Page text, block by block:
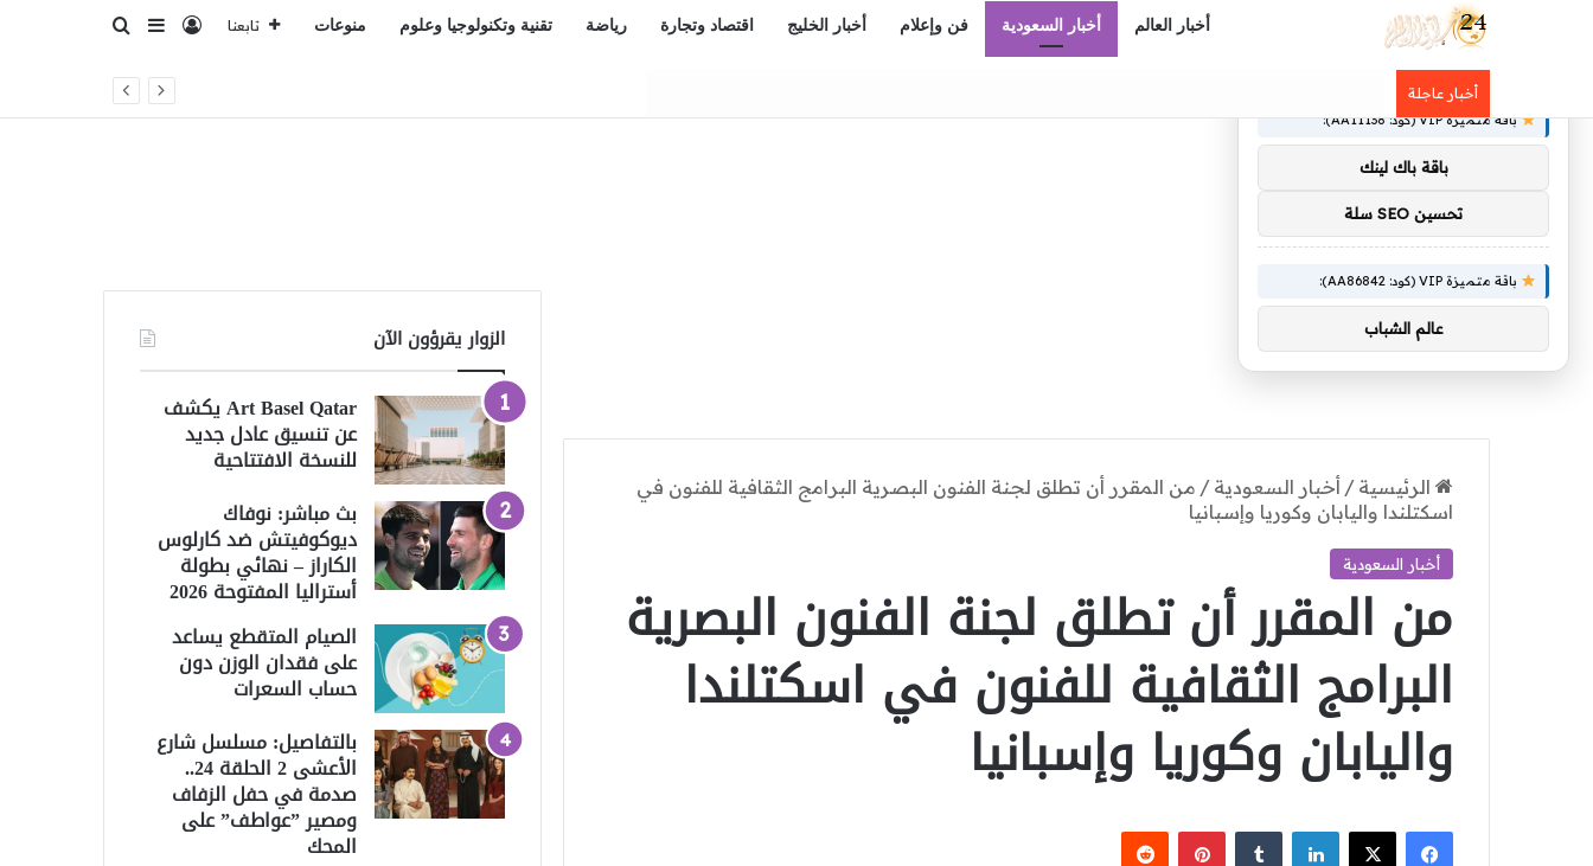
أخبار العالم أخبار السعودية فن وإعلام أخبار الخليج اقتصاد وتجارة رياضة تقنية وتكنولوجيا وعلوم منوعات تابعنا تسجيل الدخول
إضافة عمود
بحث عن
أخبار عاجلة
الرئيسية / أخبار السعودية / من المقرر أن تطلق لجنة الفنون البصرية البرامج الثقافية للفنون في
اسكتلندا واليابان وكوريا وإسبانيا
أخبار السعودية
من المقرر أن تطلق لجنة الفنون البصرية
البرامج الثقافية للفنون في اسكتلندا
واليابان وكوريا وإسبانيا
فيسبوك
‫X لينكدإن بينتيريست
الزوار يقرؤون الآن
Art Basel Qatar يكشف
عن تنسيق عادل جديد
للنسخة الافتتاحية
بث مباشر: نوفاك
ديوكوفيتش ضد كارلوس
الكاراز – نهائي بطولة
أستراليا المفتوحة 2026
الصيام المتقطع يساعد
على فقدان الوزن دون
حساب السعرات
بالتفاصيل: مسلسل شارع
الأعشى 2 الحلقة 24..
صدمة في حفل الزفاف
ومصير ”عواطف” على
المحك
باقة متميزة VIP (كود: AA11138):
باقة باك لينك
تحسين SEO سلة
باقة متميزة VIP (كود: AA86842):
عالم الشباب